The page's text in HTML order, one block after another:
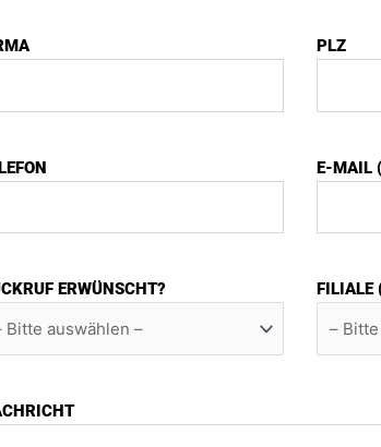
PLZ
E-MAIL
ERWÜNSCHT? FILIALE